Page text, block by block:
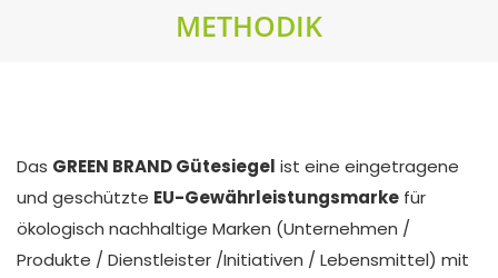
METHODIK
Das GREEN BRAND Gütesiegel ist eine eingetragene
und geschützte EU-Gewährleistungsmarke für
ökologisch nachhaltige Marken (Unternehmen /
Produkte / Dienstleister /Initiativen / Lebensmittel) mit